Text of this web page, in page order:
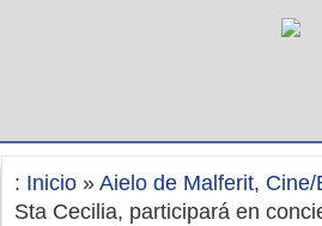
: Inicio » Aielo de Malferit, Cine/
Sta Cecilia, participará en